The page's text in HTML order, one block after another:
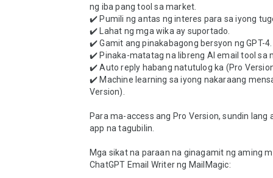
ng iba pang tool sa market.
✔️ Pumili ng antas ng interes para sa iyong
✔️ Lahat ng mga wika ay suportado.
✔️ Gamit ang pinakabagong bersyon ng GPT-4.
✔️ Pinaka-matatag na libreng AI email tool sa
✔️ Auto reply habang natutulog ka (Pro
✔️ Machine learning sa iyong nakaraang
Version).
Para ma-access ang Pro Version, sundin lang
app na tagubilin.
Mga sikat na paraan na ginagamit ng aming
ChatGPT Email Writer ng MailMagic: